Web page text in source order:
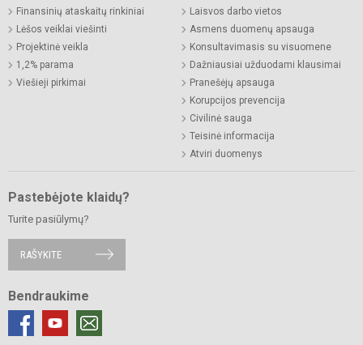
Finansinių ataskaitų rinkiniai
Lėšos veiklai viešinti
Projektinė veikla
1,2% parama
Viešieji pirkimai
Laisvos darbo vietos
Asmens duomenų apsauga
Konsultavimasis su visuomene
Dažniausiai užduodami klausimai
Pranešėjų apsauga
Korupcijos prevencija
Civilinė sauga
Teisinė informacija
Atviri duomenys
Pastebėjote klaidų?
Turite pasiūlymų?
RAŠYKITE
Bendraukime